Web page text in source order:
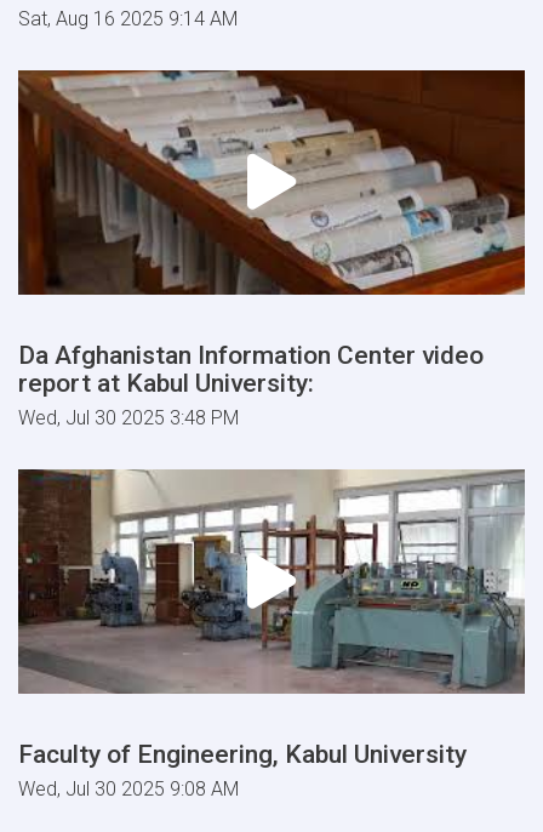
Sat, Aug 16 2025 9:14 AM
Da Afghanistan Information Center video
report at Kabul University:
Wed, Jul 30 2025 3:48 PM
Faculty of Engineering, Kabul University
Wed, Jul 30 2025 9:08 AM